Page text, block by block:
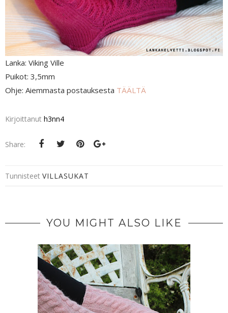
Lanka: Viking Ville
Puikot: 3,5mm
Ohje: Aiemmasta postauksesta TÄÄLTÄ
Kirjoittanut h3nn4
Share:
Tunnisteet VILLASUKAT
YOU MIGHT ALSO LIKE